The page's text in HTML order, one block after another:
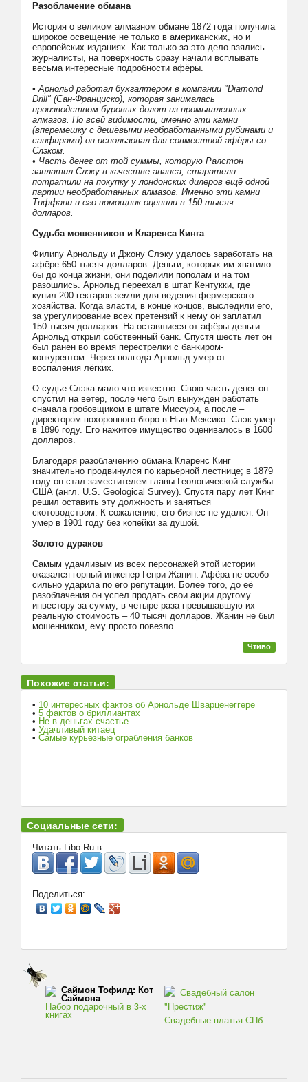
Разоблачение обмана
История о великом алмазном обмане 1872 года получила
широкое освещение не только в американских, но и
европейских изданиях. Как только за это дело взялись
журналисты, на поверхность сразу начали всплывать
весьма интересные подробности афёры.
• Арнольд работал бухгалтером в компании "Diamond
Drill" (Сан-Франциско), которая занималась
производством буровых долот из промышленных
алмазов. По всей видимости, именно эти камни
(вперемешку с дешёвыми необработанными рубинами и
сапфирами) он использовал для совместной афёры со
Слэком.
• Часть денег от той суммы, которую Ралстон
заплатил Слэку в качестве аванса, старатели
потратили на покупку у лондонских дилеров ещё одной
партии необработанных алмазов. Именно эти камни
Тиффани и его помощник оценили в 150 тысяч
долларов.
Судьба мошенников и Кларенса Кинга
Филипу Арнольду и Джону Слэку удалось заработать на
афёре 650 тысяч долларов. Деньги, которых им хватило
бы до конца жизни, они поделили пополам и на том
разошлись. Арнольд переехал в штат Кентукки, где
купил 200 гектаров земли для ведения фермерского
хозяйства. Когда власти, в конце концов, выследили его,
за урегулирование всех претензий к нему он заплатил
150 тысяч долларов. На оставшиеся от афёры деньги
Арнольд открыл собственный банк. Спустя шесть лет он
был ранен во время перестрелки с банкиром-
конкурентом. Через полгода Арнольд умер от
воспаления лёгких.
О судье Слэка мало что известно. Свою часть денег он
спустил на ветер, после чего был вынужден работать
сначала гробовщиком в штате Миссури, а после –
директором похоронного бюро в Нью-Мексико. Слэк умер
в 1896 году. Его нажитое имущество оценивалось в 1600
долларов.
Благодаря разоблачению обмана Кларенс Кинг
значительно продвинулся по карьерной лестнице; в 1879
году он стал заместителем главы Геологической службы
США (англ. U.S. Geological Survey). Спустя пару лет Кинг
решил оставить эту должность и заняться
скотоводством. К сожалению, его бизнес не удался. Он
умер в 1901 году без копейки за душой.
Золото дураков
Самым удачливым из всех персонажей этой истории
оказался горный инженер Генри Жанин. Афёра не особо
сильно ударила по его репутации. Более того, до её
разоблачения он успел продать свои акции другому
инвестору за сумму, в четыре раза превышавшую их
реальную стоимость – 40 тысяч долларов. Жанин не был
мошенником, ему просто повезло.
Чтиво
Похожие статьи:
• 10 интересных фактов об Арнольде Шварценеггере
• 5 фактов о бриллиантах
• Не в деньгах счастье...
• Удачливый китаец
• Самые курьезные ограбления банков
Социальные сети:
Читать Libo.Ru в:
Поделиться:
Саймон Тофилд: Кот
Саймона
Набор подарочный в 3-х
книгах
Свадебный салон
"Престиж"
Свадебные платья СПб